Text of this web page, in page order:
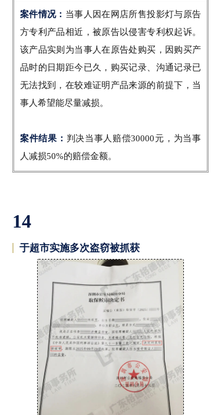
案件情况： 当事人因在网店所售投影灯与原告
方专利产品相近，被原告以侵害专利权起诉。
该产品实则为当事人在原告处购买，因购买产
品时的日期距今已久，购买记录、沟通记录已
无法找到，在较难证明产品来源的前提下，当
事人希望能尽量减损。
案件结果： 判决当事人赔偿30000元，为当事
人减损50%的赔偿金额。
14
于超市实施多次盗窃被抓获